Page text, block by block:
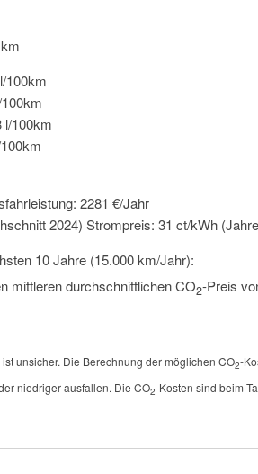
100km
l/100km
2281 €/Jahr
2024) Strompreis: 31 ct/kWh
10 Jahre (15.000 km/Jahr):
mittleren durchschnittlichen CO2-Preis
unsicher. Die Berechnung der möglichen CO2-
niedriger ausfallen. Die CO2-Kosten sind beim